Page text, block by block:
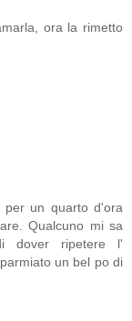
ora la rimetto
per un quarto d'ora
Qualcuno mi sa
dover ripetere l'
un bel po di